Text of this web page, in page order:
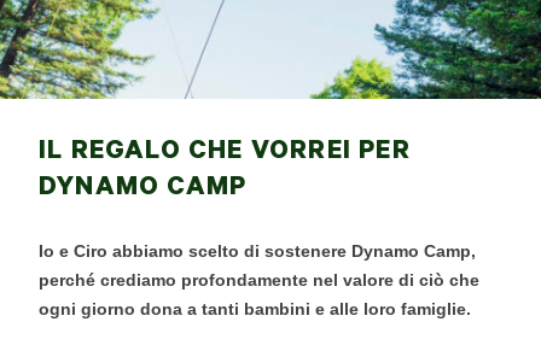
IL REGALO CHE VORREI PER
DYNAMO CAMP
Io e Ciro abbiamo scelto di sostenere Dynamo Camp,
perché crediamo profondamente nel valore di ciò che
ogni giorno dona a tanti bambini e alle loro famiglie.